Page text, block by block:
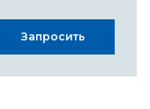
Запросить